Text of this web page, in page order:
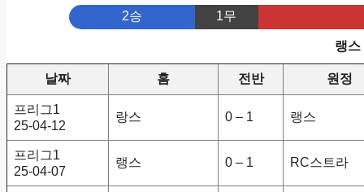
2승 1무
랭스
날짜 홈 전반 원정
프리그1
25-04-12
랑스 0 – 1 랭스
프리그1
25-04-07
랭스 0 – 1 RC스트라